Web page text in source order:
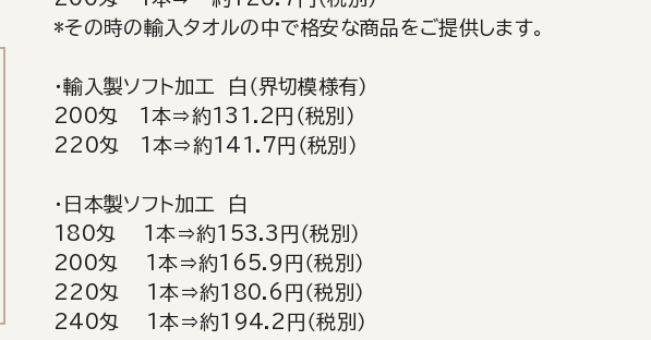
*その時の輸入タオルの中で格安な商品をご提供します。
・輸入製ソフト加工 白（界切模様有）
200匁 1本⇒約131.2円（税別）
220匁 1本⇒約141.7円（税別）
・日本製ソフト加工 白
180匁 1本⇒約153.3円（税別）
200匁 1本⇒約165.9円（税別）
220匁 1本⇒約180.6円（税別）
240匁 1本⇒約194.2円（税別）